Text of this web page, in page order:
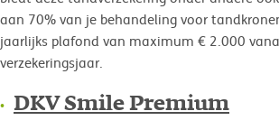
aan 70% van je behandeling voor
jaarlijks plafond van maximum € 2.000
verzekeringsjaar.
DKV Smile Premium